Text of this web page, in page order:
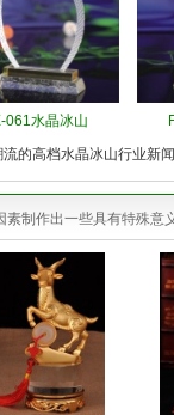
061水晶冰山
流的高档水晶冰山行业新
素制作出一些具有特殊意